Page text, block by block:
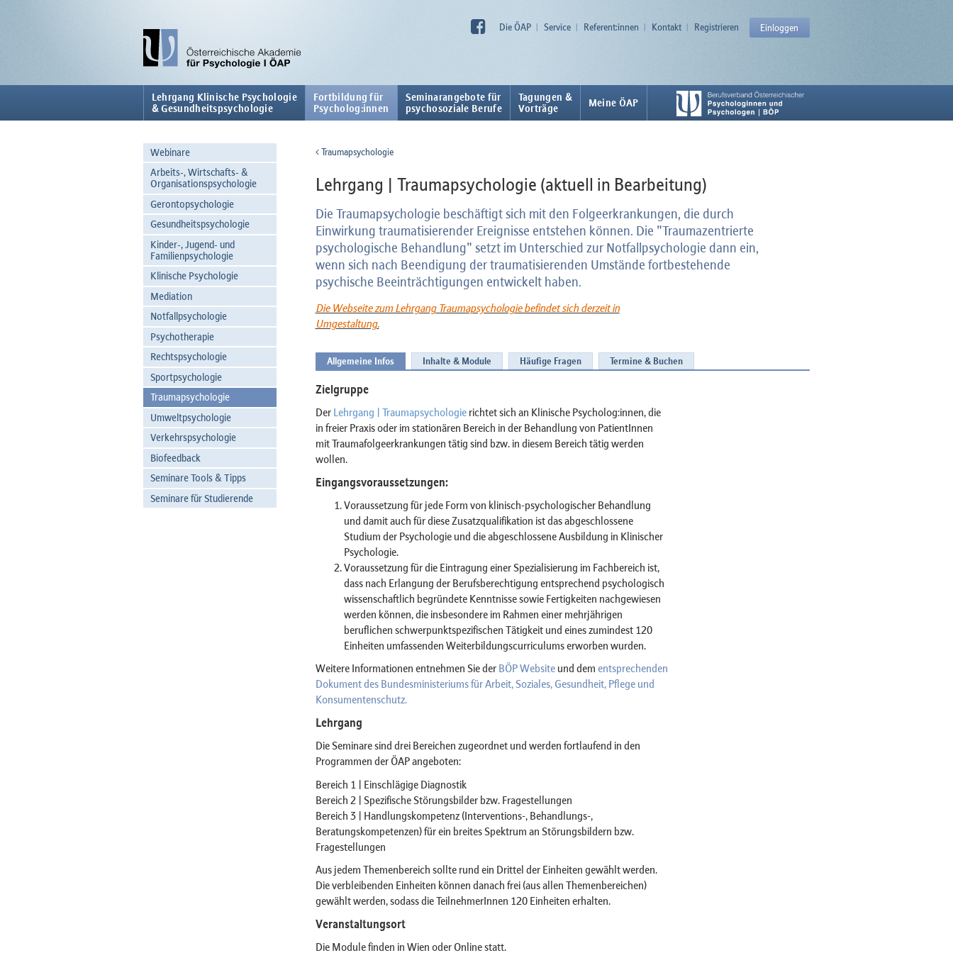
Die ÖAP Service Referent:innen Kontakt Registrieren Einloggen
Lehrgang Klinische Psychologie
& Gesundheitspsychologie
Fortbildung für
Psycholog:innen
Seminarangebote für
psychosoziale Berufe
Tagungen &
Vorträge
Meine ÖAP
Webinare
Arbeits-, Wirtschafts- &
Organisationspsychologie
Gerontopsychologie
Gesundheitspsychologie
Kinder-, Jugend- und
Familienpsychologie
Klinische Psychologie
Mediation
Notfallpsychologie
Psychotherapie
Rechtspsychologie
Sportpsychologie
Traumapsychologie
Umweltpsychologie
Verkehrspsychologie
Biofeedback
Seminare Tools & Tipps
Seminare für Studierende
Traumapsychologie
Lehrgang | Traumapsychologie (aktuell in Bearbeitung)
Die Traumapsychologie beschäftigt sich mit den Folgeerkrankungen, die durch
Einwirkung traumatisierender Ereignisse entstehen können. Die "Traumazentrierte
psychologische Behandlung" setzt im Unterschied zur Notfallpsychologie dann ein,
wenn sich nach Beendigung der traumatisierenden Umstände fortbestehende
psychische Beeinträchtigungen entwickelt haben.
Die Webseite zum Lehrgang Traumapsychologie befindet sich derzeit in
Umgestaltung.
Allgemeine Infos Inhalte & Module Häufige Fragen Termine & Buchen
Zielgruppe
Der Lehrgang | Traumapsychologie richtet sich an Klinische Psycholog:innen, die
in freier Praxis oder im stationären Bereich in der Behandlung von PatientInnen
mit Traumafolgeerkrankungen tätig sind bzw. in diesem Bereich tätig werden
wollen.
Eingangsvoraussetzungen:
Voraussetzung für jede Form von klinisch-psychologischer Behandlung
und damit auch für diese Zusatzqualifikation ist das abgeschlossene
Studium der Psychologie und die abgeschlossene Ausbildung in Klinischer
Psychologie.
Voraussetzung für die Eintragung einer Spezialisierung im Fachbereich ist,
dass nach Erlangung der Berufsberechtigung entsprechend psychologisch
wissenschaftlich begründete Kenntnisse sowie Fertigkeiten nachgewiesen
werden können, die insbesondere im Rahmen einer mehrjährigen
beruflichen schwerpunktspezifischen Tätigkeit und eines zumindest 120
Einheiten umfassenden Weiterbildungscurriculums erworben wurden.
Weitere Informationen entnehmen Sie der BÖP Website und dem entsprechenden
Dokument des Bundesministeriums für Arbeit, Soziales, Gesundheit, Pflege und
Konsumentenschutz.
Lehrgang
Die Seminare sind drei Bereichen zugeordnet und werden fortlaufend in den
Programmen der ÖAP angeboten:
Bereich 1 | Einschlägige Diagnostik
Bereich 2 | Spezifische Störungsbilder bzw. Fragestellungen
Bereich 3 | Handlungskompetenz (Interventions-, Behandlungs-,
Beratungskompetenzen) für ein breites Spektrum an Störungsbildern bzw.
Fragestellungen
Aus jedem Themenbereich sollte rund ein Drittel der Einheiten gewählt werden.
Die verbleibenden Einheiten können danach frei (aus allen Themenbereichen)
gewählt werden, sodass die TeilnehmerInnen 120 Einheiten erhalten.
Veranstaltungsort
Die Module finden in Wien oder Online statt.